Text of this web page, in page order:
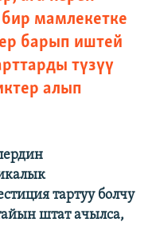
мамлекетке
барып иштей
түзүү
алып
тартуу болчу
штат ачылса,